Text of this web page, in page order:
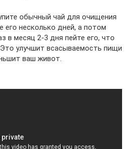
обычный чай для очищения
его несколько дней, а потом
в месяц 2-3 дня пейте его, что
улучшит всасываемость пищи
ваш живот.